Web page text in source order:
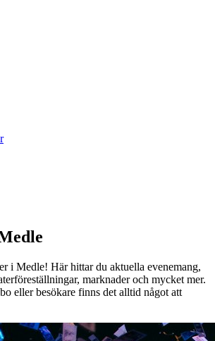
i Medle! Här hittar du aktuella evenemang,
marknader och mycket mer.
eller besökare finns det alltid något att